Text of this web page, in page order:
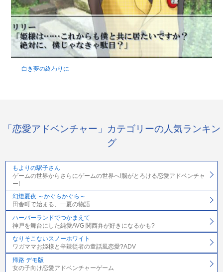
白き夢の終わりに
「恋愛アドベンチャー」カテゴリーの人気ランキン
グ
もよりの駅子さん
ゲームの世界からさらにゲームの世界へ!脳がとろける恋愛アドベンチャ
ー!
幻燈夏夜 ～かぐらかぐら～
田舎町で始まる、一夏の物語
ハーバーランドでつかまえて
神戸を舞台にした純愛AVG 関西弁が好きになるかも?
なりそこないスノーホワイト
ワガママお姫様と辛辣従者の童話風恋愛?ADV
帰路 デモ版
女の子向け恋愛アドベンチャーゲーム